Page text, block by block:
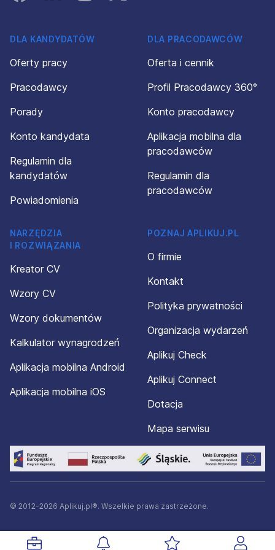
DLA KANDYDATÓW
Oferty pracy
Pracodawcy
Porady
Konto kandydata
Regulamin dla
kandydatów
Powiadomienia
DLA PRACODAWCÓW
Oferta i cennik
Profil Pracodawcy 360°
Konto pracodawcy
Aplikacja mobilna dla
pracodawców
Regulamin dla
pracodawców
NARZĘDZIA
I ROZWIĄZANIA
Kreator CV
Wzory CV
Wzory dokumentów
Kalkulator wynagrodzeń
Aplikacja mobilna Android
Aplikacja mobilna iOS
POZNAJ APLIKUJ.PL
O firmie
Kontakt
Polityka prywatności
Organizacja wydarzeń
Aplikuj Check
Aplikuj Connect
Dotacja
Mapa serwisu
© 2012-2026 Aplikuj.pl®. Wszelkie prawa zastrzeżone.